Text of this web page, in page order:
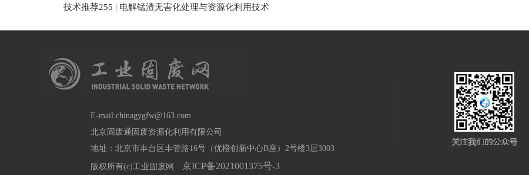
技术推荐255 | 电解锰渣无害化处理与资源化利用技术
E-mail:chinagygfw@163.com
北京固废通固废资源化利用有限公司
地址：北京市丰台区丰管路16号（优橙创新中心B座）2号楼3层3003
版权所有(c)工业固废网 京ICP备2021001375号-3